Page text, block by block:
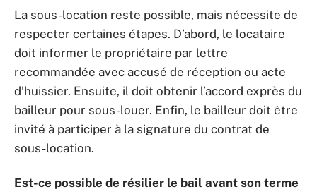
La sous-location reste possible, mais nécessite de
respecter certaines étapes. D’abord, le locataire
doit informer le propriétaire par lettre
recommandée avec accusé de réception ou acte
d’huissier. Ensuite, il doit obtenir l’accord exprès du
bailleur pour sous-louer. Enfin, le bailleur doit être
invité à participer à la signature du contrat de
sous-location.
Est-ce possible de résilier le bail avant son terme